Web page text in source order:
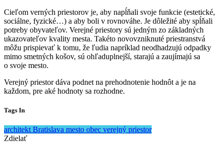
Cieľom verných priestorov je, aby napĺňali svoje funkcie (estetické,
sociálne, fyzické…) a aby boli v rovnováhe. Je dôležité aby spĺňali
potreby obyvateľov. Verejné priestory sú jedným zo základných
ukazovateľov kvality mesta. Takéto novovzniknuté priestranstvá
môžu prispievať k tomu, že ľudia napríklad neodhadzujú odpadky
mimo smetných košov, sú ohľaduplnejší, starajú a zaujímajú sa
o svoje mesto.
Verejný priestor dáva podnet na prehodnotenie hodnôt a je na
každom, pre aké hodnoty sa rozhodne.
Tags In
architekt Bratislava mesto obec verejný priestor
Zdielať